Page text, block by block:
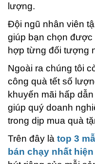
lượng.
Đội ngũ nhân viên
giúp bạn chọn được
hợp từng đối tượng
Ngoài ra chúng tôi
công quà tết số
khuyến mãi hấp
giúp quý doanh
trong dịp mua quà
Trên đây là top 3
bán chạy nhất